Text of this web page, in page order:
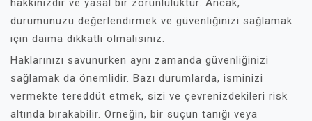
hakkınızdır ve yasal bir zorunluluktur. Ancak,
durumunuzu değerlendirmek ve güvenliğinizi sağlamak
için daima dikkatli olmalısınız.
Haklarınızı savunurken aynı zamanda güvenliğinizi
sağlamak da önemlidir. Bazı durumlarda, isminizi
vermekte tereddüt etmek, sizi ve çevrenizdekileri risk
altında bırakabilir. Örneğin, bir suçun tanığı veya